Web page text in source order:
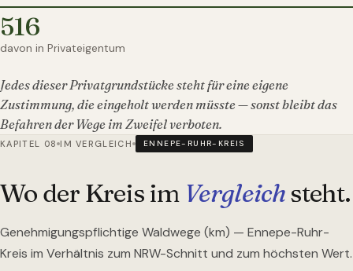
516
davon in Privateigentum
Jedes dieser Privatgrundstücke steht für eine eigene
Zustimmung, die eingeholt werden müsste — sonst bleibt das
Befahren der Wege im Zweifel verboten.
KAPITEL 08 IM VERGLEICH ENNEPE-RUHR-KREIS
Wo der Kreis im Vergleichsteht.
Genehmigungspflichtige Waldwege (km) — Ennepe-Ruhr-
Kreis im Verhältnis zum NRW-Schnitt und zum höchsten Wert.